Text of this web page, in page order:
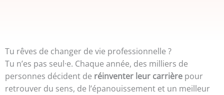
Tu rêves de changer de vie professionnelle ?
Tu n’es pas seul·e. Chaque année, des milliers de
personnes décident de réinventer leur carrière pour
retrouver du sens, de l’épanouissement et un meilleur